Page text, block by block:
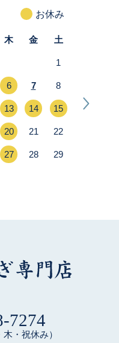
7274
・祝休み）